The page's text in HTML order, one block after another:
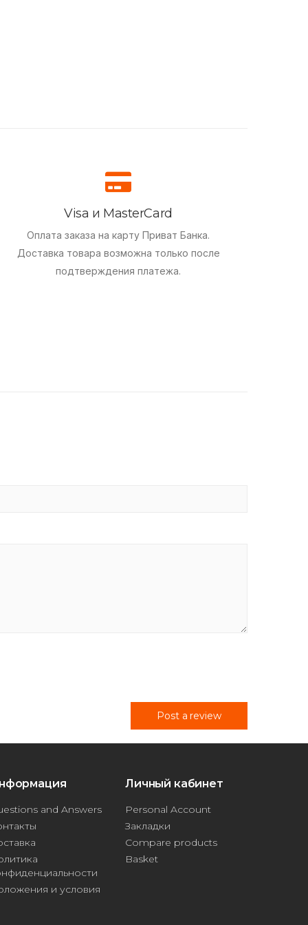
Visa и MasterCard
Оплата заказа на карту Приват Банка.
Доставка товара возможна только после
подтверждения платежа.
Post a review
and Answers
и условия
Личный кабинет
Personal Account
Закладки
Compare products
Basket